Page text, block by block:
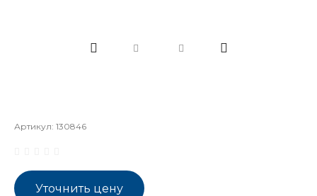
Артикул: 130846
Уточнить цену